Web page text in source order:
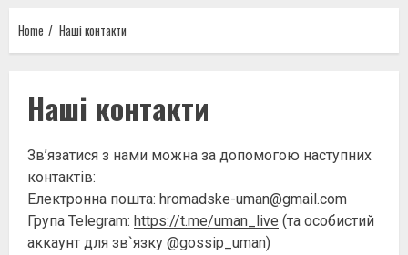
Home Наші контакти
Наші контакти
Зв’язатися з нами можна за допомогою наступних
контактів:
Електронна пошта: hromadske-uman@gmail.com
Група Telegram: https://t.me/uman_live (та особистий
аккаунт для зв`язку @gossip_uman)